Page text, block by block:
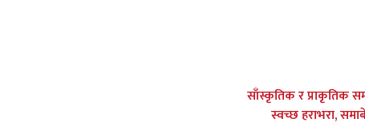
साँस्कृतिक र प्राकृतिक
स्वच्छ हराभरा,